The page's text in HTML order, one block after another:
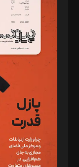
دبیر تحریریه: میثم قاسمی
د‌بیر ناداستان: سمانه
د‌بیر خدمت و تجارت:
د‌بیر حقوق فناوری:
د‌بیر پیوست جهان: مینا
د‌بیر تحریریه آنلاین:
تحریریه‌: مجتبی
مصطفی مسجدی آرانی،
رستمی،مصطفی باستان
ویرایش: نگار استاد‌‌آقا
طراح یونیفرم: مجید توکلی
فیلمبرداری و عکاسی: